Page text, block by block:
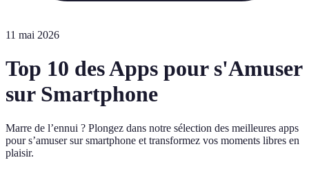
11 mai 2026
Top 10 des Apps pour s'Amuser
sur Smartphone
Marre de l’ennui ? Plongez dans notre sélection des meilleures apps
pour s’amuser sur smartphone et transformez vos moments libres en
plaisir.